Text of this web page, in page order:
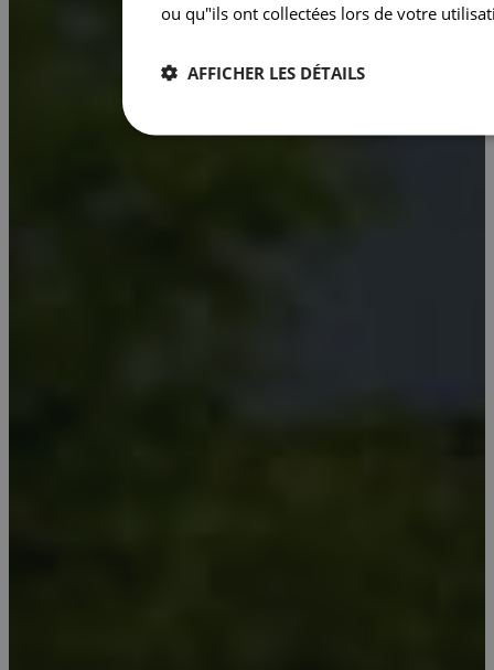
ou qu"ils ont collectées lors de votre
AFFICHER LES DÉTAILS